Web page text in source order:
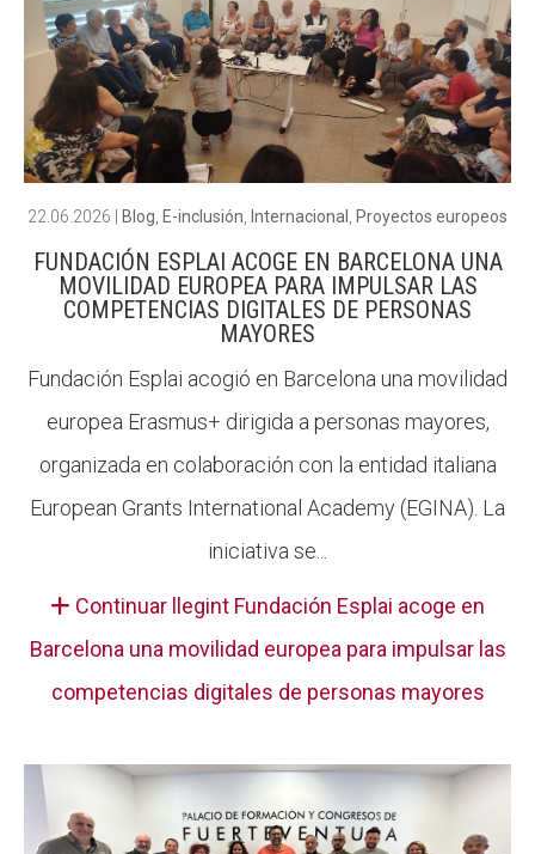
22.06.2026 Blog E-inclusión Internacional Proyectos europeos
FUNDACIÓN ESPLAI ACOGE EN BARCELONA UNA
MOVILIDAD EUROPEA PARA IMPULSAR LAS
COMPETENCIAS DIGITALES DE PERSONAS
MAYORES
Fundación Esplai acogió en Barcelona una movilidad
europea Erasmus+ dirigida a personas mayores,
organizada en colaboración con la entidad italiana
European Grants International Academy (EGINA). La
iniciativa se...
Continuar llegint Fundación Esplai acoge en
Barcelona una movilidad europea para impulsar las
competencias digitales de personas mayores